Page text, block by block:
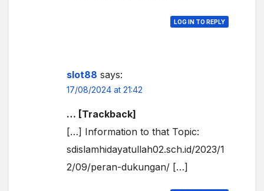
LOG IN TO REPLY
slot88 says:
17/08/2024 at 21:42
… [Trackback]
[…] Information to that Topic:
sdislamhidayatullah02.sch.id/2023/1
2/09/peran-dukungan/ […]